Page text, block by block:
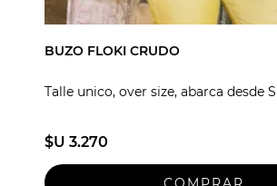
BUZO FLOKI CRUDO
Talle unico, over size, abarca desde
$U 3.270